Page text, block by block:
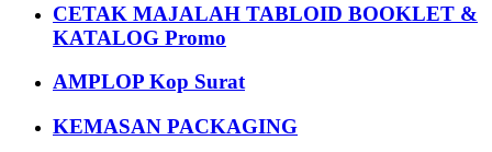
CETAK MAJALAH TABLOID BOOKLET &
KATALOG Promo
AMPLOP Kop Surat
KEMASAN PACKAGING